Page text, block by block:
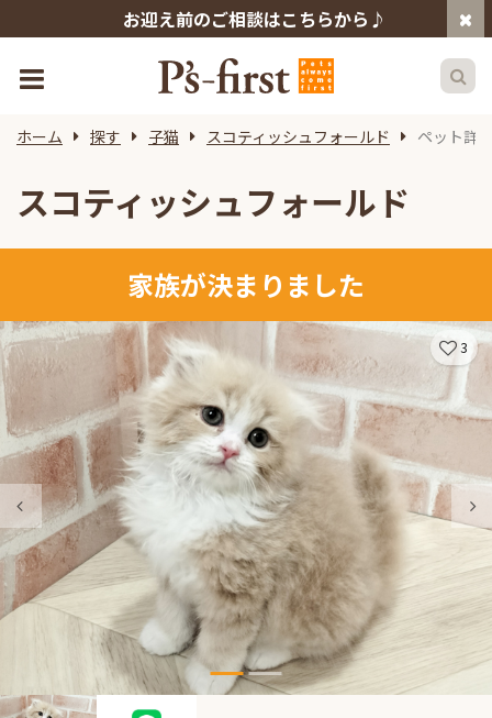
お迎え前のご相談はこちらから♪
ホーム 探す 子猫 スコティッシュフォールド ペット詳
スコティッシュフォールド
家族が決まりました
3